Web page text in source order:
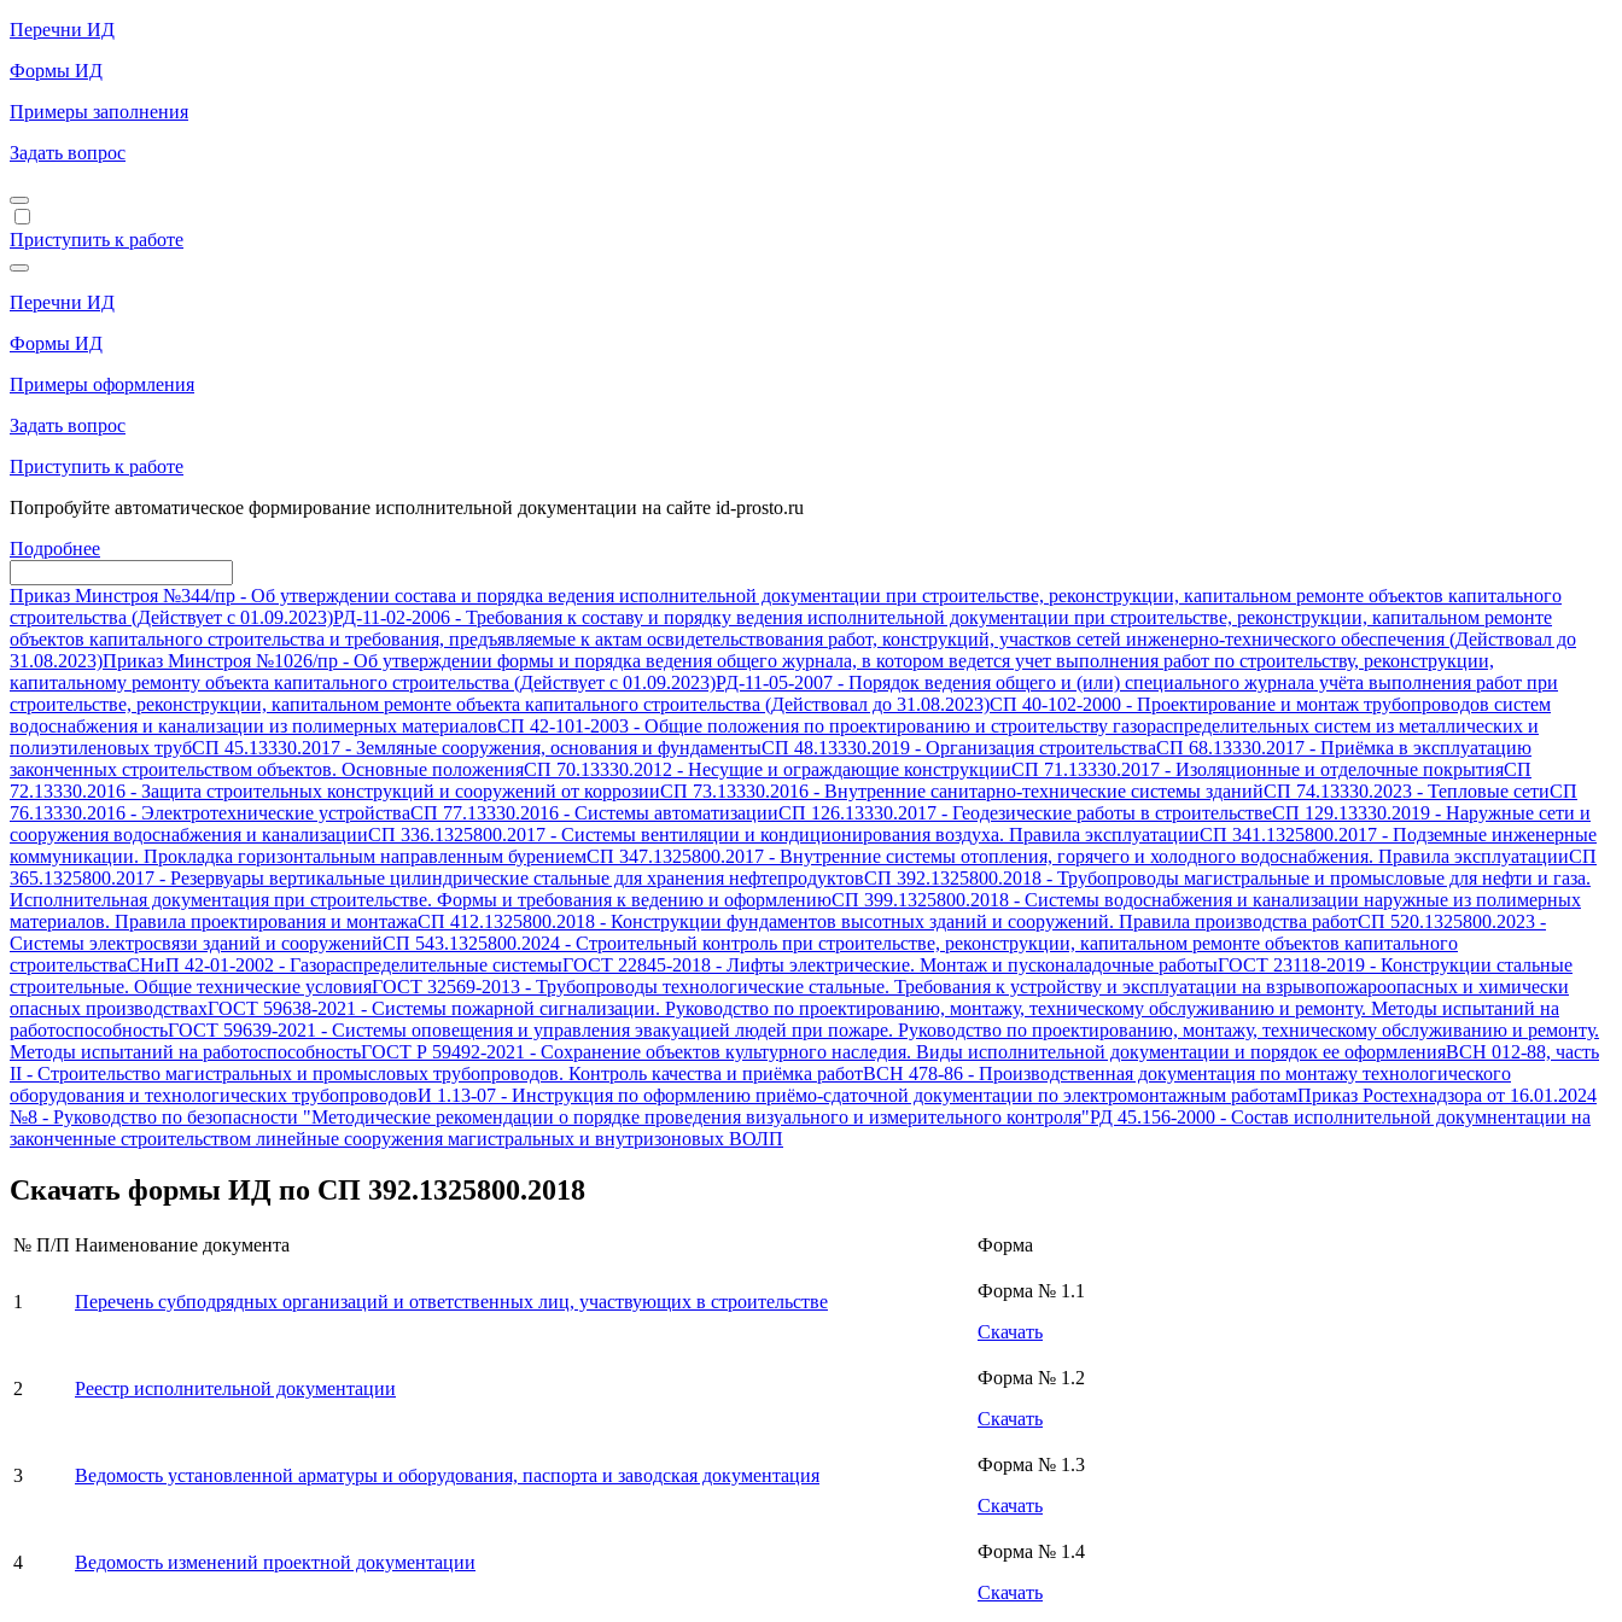
Перечни ИД
Формы ИД
Примеры заполнения
Задать вопрос
Приступить к работе
Перечни ИД
Формы ИД
Примеры оформления
Задать вопрос
Приступить к работе
Попробуйте автоматическое формирование исполнительной документации на сайте id-prosto.ru
Подробнее
Приказ Минстроя №344/пр - Об утверждении состава и порядка ведения исполнительной документации при строительстве, реконструкции, капитальном ремонте объектов капитального
строительства (Действует с 01.09.2023)РД-11-02-2006 - Требования к составу и порядку ведения исполнительной документации при строительстве, реконструкции, капитальном ремонте
объектов капитального строительства и требования, предъявляемые к актам освидетельствования работ, конструкций, участков сетей инженерно-технического обеспечения (Действовал до
31.08.2023)Приказ Минстроя №1026/пр - Об утверждении формы и порядка ведения общего журнала, в котором ведется учет выполнения работ по строительству, реконструкции,
капитальному ремонту объекта капитального строительства (Действует с 01.09.2023)РД-11-05-2007 - Порядок ведения общего и (или) специального журнала учёта выполнения работ при
строительстве, реконструкции, капитальном ремонте объекта капитального строительства (Действовал до 31.08.2023)СП 40-102-2000 - Проектирование и монтаж трубопроводов систем
водоснабжения и канализации из полимерных материаловСП 42-101-2003 - Общие положения по проектированию и строительству газораспределительных систем из металлических и
полиэтиленовых трубСП 45.13330.2017 - Земляные сооружения, основания и фундаментыСП 48.13330.2019 - Организация строительстваСП 68.13330.2017 - Приёмка в эксплуатацию
законченных строительством объектов. Основные положенияСП 70.13330.2012 - Несущие и ограждающие конструкцииСП 71.13330.2017 - Изоляционные и отделочные покрытияСП
72.13330.2016 - Защита строительных конструкций и сооружений от коррозииСП 73.13330.2016 - Внутренние санитарно-технические системы зданийСП 74.13330.2023 - Тепловые сетиСП
76.13330.2016 - Электротехнические устройстваСП 77.13330.2016 - Системы автоматизацииСП 126.13330.2017 - Геодезические работы в строительствеСП 129.13330.2019 - Наружные сети и
сооружения водоснабжения и канализацииСП 336.1325800.2017 - Системы вентиляции и кондиционирования воздуха. Правила эксплуатацииСП 341.1325800.2017 - Подземные инженерные
коммуникации. Прокладка горизонтальным направленным бурениемСП 347.1325800.2017 - Внутренние системы отопления, горячего и холодного водоснабжения. Правила эксплуатацииСП
365.1325800.2017 - Резервуары вертикальные цилиндрические стальные для хранения нефтепродуктовСП 392.1325800.2018 - Трубопроводы магистральные и промысловые для нефти и газа.
Исполнительная документация при строительстве. Формы и требования к ведению и оформлениюСП 399.1325800.2018 - Системы водоснабжения и канализации наружные из полимерных
материалов. Правила проектирования и монтажаСП 412.1325800.2018 - Конструкции фундаментов высотных зданий и сооружений. Правила производства работСП 520.1325800.2023 -
Системы электросвязи зданий и сооруженийСП 543.1325800.2024 - Строительный контроль при строительстве, реконструкции, капитальном ремонте объектов капитального
строительстваСНиП 42-01-2002 - Газораспределительные системыГОСТ 22845-2018 - Лифты электрические. Монтаж и пусконаладочные работыГОСТ 23118-2019 - Конструкции стальные
строительные. Общие технические условияГОСТ 32569-2013 - Трубопроводы технологические стальные. Требования к устройству и эксплуатации на взрывопожароопасных и химически
опасных производствахГОСТ 59638-2021 - Системы пожарной сигнализации. Руководство по проектированию, монтажу, техническому обслуживанию и ремонту. Методы испытаний на
работоспособностьГОСТ 59639-2021 - Системы оповещения и управления эвакуацией людей при пожаре. Руководство по проектированию, монтажу, техническому обслуживанию и ремонту.
Методы испытаний на работоспособностьГОСТ Р 59492-2021 - Сохранение объектов культурного наследия. Виды исполнительной документации и порядок ее оформленияВСН 012-88, часть
II - Строительство магистральных и промысловых трубопроводов. Контроль качества и приёмка работВСН 478-86 - Производственная документация по монтажу технологического
оборудования и технологических трубопроводовИ 1.13-07 - Инструкция по оформлению приёмо-сдаточной документации по электромонтажным работамПриказ Ростехнадзора от 16.01.2024
№8 - Руководство по безопасности "Методические рекомендации о порядке проведения визуального и измерительного контроля"РД 45.156-2000 - Состав исполнительной докумнентации на
законченные строительством линейные сооружения магистральных и внутризоновых ВОЛП
Скачать формы ИД по СП 392.1325800.2018
№ П/П Наименование документа Форма
1 Перечень субподрядных организаций и ответственных лиц, участвующих в строительстве
Форма № 1.1
Скачать
2 Реестр исполнительной документации
Форма № 1.2
Скачать
3 Ведомость установленной арматуры и оборудования, паспорта и заводская документация
Форма № 1.3
Скачать
4 Ведомость изменений проектной документации
Форма № 1.4
Скачать